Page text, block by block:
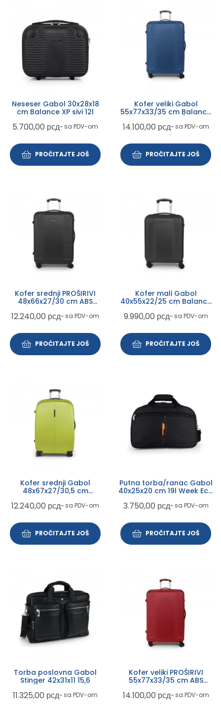
Neseser Gabol 30x28x18
cm Balance XP sivi 12l
5.700,00 рсд~ sa PDV-om
PROČITAJTE JOŠ
Kofer veliki Gabol
55x77x33/35 cm Balance
4,6kg
14.100,00 рсд~ sa PDV-om
PROČITAJTE JOŠ
Kofer srednji PROŠIRIVI
48x66x27/30 cm ABS
XP Gabol siva
12.240,00 рсд~ sa PDV-om
PROČITAJTE JOŠ
Kofer mali Gabol
40x55x22/25 cm Balance
9.990,00 рсд~ sa PDV-om
PROČITAJTE JOŠ
Kofer srednji Gabol
48x67x27/30,5 cm
ABS 70/79L-3,8kg
12.240,00 рсд~ sa PDV-om
PROČITAJTE JOŠ
Putna torba/ranac Gabol
40x25x20 cm 19l Week Eco
3.750,00 рсд~ sa PDV-om
PROČITAJTE JOŠ
Torba poslovna Gabol
Stinger 42x31x11 15,6
11.325,00 рсд~ sa PDV-om
Kofer veliki PROŠIRIVI
55x77x33/35 cm ABS
XP Gabol crvena
14.100,00 рсд~ sa PDV-om